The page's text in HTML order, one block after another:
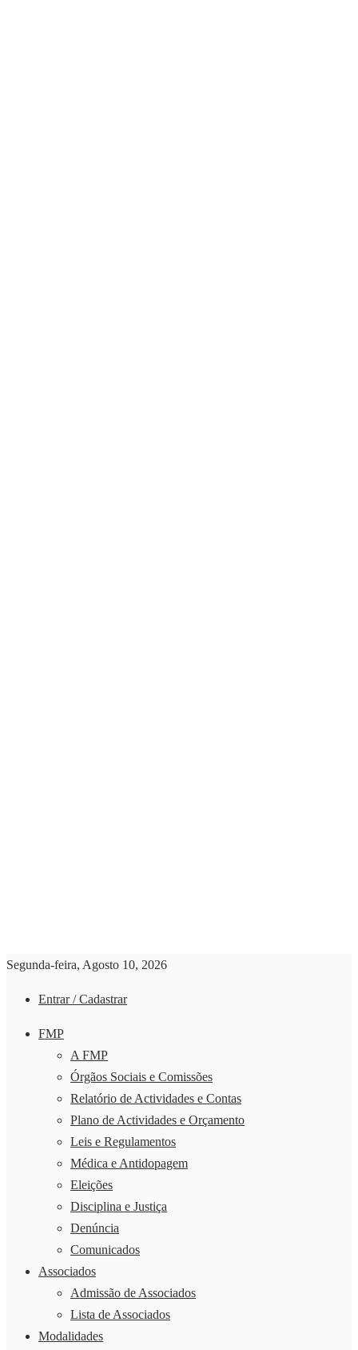
Segunda-feira, Agosto 10, 2026
Entrar / Cadastrar
FMP
A FMP
Órgãos Sociais e Comissões
Relatório de Actividades e Contas
Plano de Actividades e Orçamento
Leis e Regulamentos
Médica e Antidopagem
Eleições
Disciplina e Justiça
Denúncia
Comunicados
Associados
Admissão de Associados
Lista de Associados
Modalidades